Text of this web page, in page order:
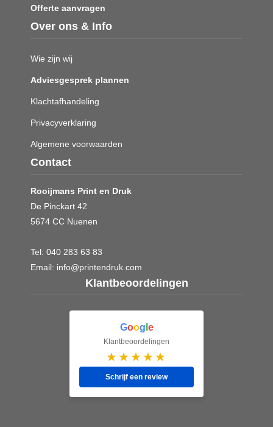
Offerte aanvragen
Over ons & Info
Wie zijn wij
Adviesgesprek plannen
Klachtafhandeling
Privacyverklaring
Algemene voorwaarden
Contact
Rooijmans Print en Druk
De Pinckart 42
5674 CC Nuenen
Tel: 040 283 63 83
Email: info@printendruk.com
Klantbeoordelingen
Goog e
Klantbeoordelingen
★★★★★
Schrijf een review